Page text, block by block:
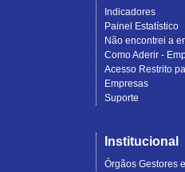
Indicadores
Painel Estatístico
Não encontrei a
Como Aderir -
Acesso Restrito
Empresas
Suporte
Institucional
Órgãos Gestores